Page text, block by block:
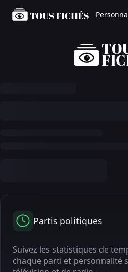
Partis politiques
Suivez les statistiques de
chaque parti et personnalité